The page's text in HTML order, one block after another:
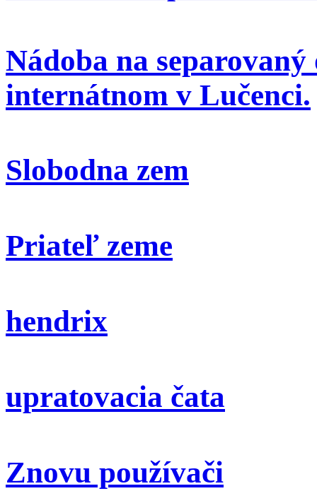
Nádoba na
internátnom v Lučenci.
Slobodna zem
Priateľ zeme
hendrix
upratovacia čata
Znovu používači